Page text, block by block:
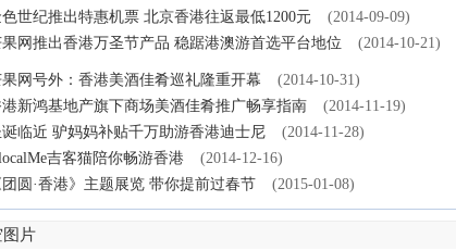
世纪推出特惠机票 北京香港往返最低1200元
(2014-09-09)
网推出香港万圣节产品 稳踞港澳游首选平台地位 (2014-10-21)
网号外：香港美酒佳肴巡礼隆重开幕
(2014-10-31)
新鸿基地产旗下商场美酒佳肴推广畅享指南
(2014-11-19)
临近 驴妈妈补贴千万助游香港迪士尼
(2014-11-28)
吉客猫陪你畅游香港
(2014-12-16)
团圆·香港》主题展览 带你提前过春节 (2015-01-08)
图片